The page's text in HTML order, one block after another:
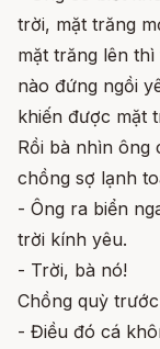
trời, mặt trăng
mặt trăng lên
nào đứng ngồi
khiến được mặt
Rồi bà nhìn ông
chồng sợ lạnh
- Ông ra biển
trời kính yêu.
- Trời, bà nó!
Chồng quỳ
- Điều đó cá